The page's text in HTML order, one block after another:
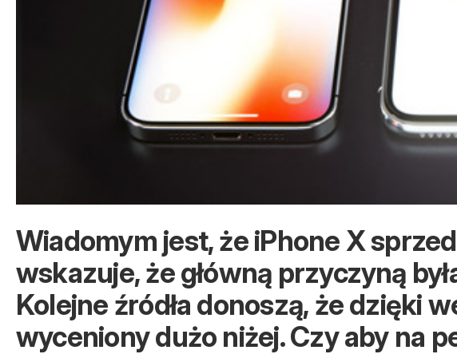
Wiadomym jest, że iPhone X
wskazuje, że główną przyczyną
Kolejne źródła donoszą, że dzięki
wyceniony dużo niżej. Czy aby na